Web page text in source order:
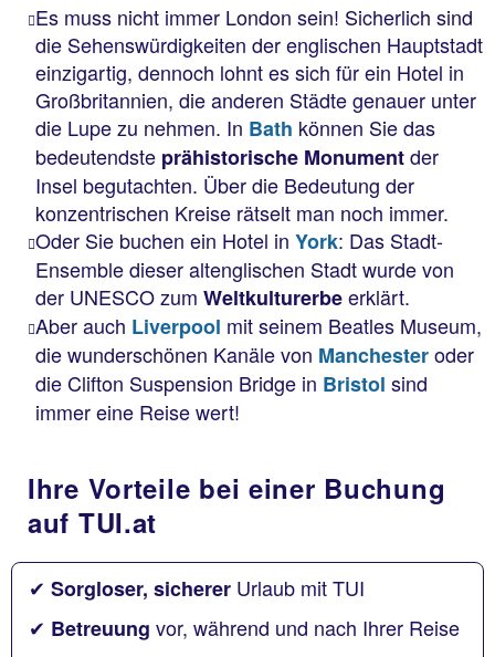
Es muss nicht immer London sein! Sicherlich sind
die Sehenswürdigkeiten der englischen Hauptstadt
einzigartig, dennoch lohnt es sich für ein Hotel in
Großbritannien, die anderen Städte genauer unter
die Lupe zu nehmen. In Bath können Sie das
bedeutendste prähistorische Monumentder
Insel begutachten. Über die Bedeutung der
konzentrischen Kreise rätselt man noch immer.
Oder Sie buchen ein Hotel in York: Das Stadt-
Ensemble dieser altenglischen Stadt wurde von
der UNESCO zum Weltkulturerbeerklärt.
Aber auch Liverpool mit seinem Beatles Museum,
die wunderschönen Kanäle von Manchesteroder
die Clifton Suspension Bridge in Bristol sind
immer eine Reise wert!
Ihre Vorteile bei einer Buchung
auf TUI.at
✔ Sorgloser, sicherer Urlaub mit TUI
✔ Betreuung vor, während und nach Ihrer Reise